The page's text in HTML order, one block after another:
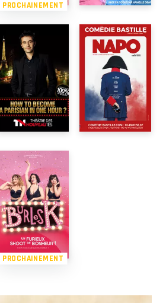
PROCHAINEMENT
PROCHAINEMENT